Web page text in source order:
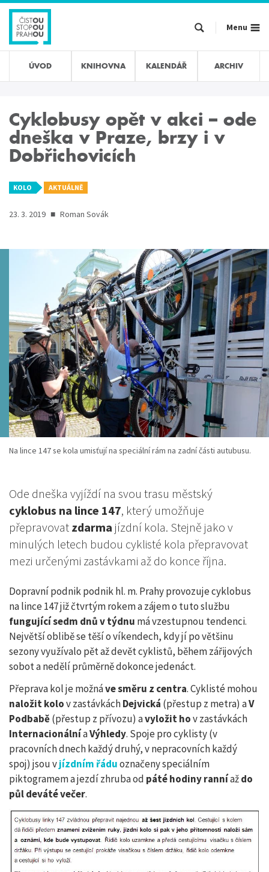
Přejít
hlavnímu
obsahu
Menu
ÚVOD KNIHOVNA KALENDÁŘ ARCHIV
Cyklobusy opět v akci – ode
dneška v Praze, brzy i v
Dobřichovicích
KOLO AKTUÁLNĚ
23. 3. 2019 ■ Roman Sovák
Na lince 147 se kola umisťují na speciální rám na zadní části autubusu.
Ode dneška vyjíždí na svou trasu městský
cyklobus na lince 147, který umožňuje
přepravovat zdarma jízdní kola. Stejně jako v
minulých letech budou cyklisté kola přepravovat
mezi určenými zastávkami až do konce října.
Dopravní podnik podnik hl. m. Prahy provozuje cyklobus
na lince 147 již čtvrtým rokem a zájem o tuto službu
fungující sedm dnů v týdnu má vzestupnou tendenci.
Největší oblibě se těší o víkendech, kdy jí po většinu
sezony využívalo pět až devět cyklistů, během zářijových
sobot a nedělí průměrně dokonce jedenáct.
Přeprava kol je možnáve směru z centra. Cyklisté mohou
naložit kolov zastávkáchDejvická (přestup z metra) aV
Podbabě(přestup z přívozu) avyložit hov zastávkách
InternacionálníaVýhledy. Spoje pro cyklisty (v
pracovních dnech každý druhý, v nepracovních každý
spoj) jsou vjízdním řáduoznačeny speciálním
piktogramem a jezdí zhruba od páté hodiny ranníaždo
půl deváté večer.